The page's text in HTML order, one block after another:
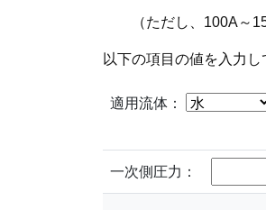
（ただし、100A～
以下の項目の値を入力し
適用流体：
一次側圧力：